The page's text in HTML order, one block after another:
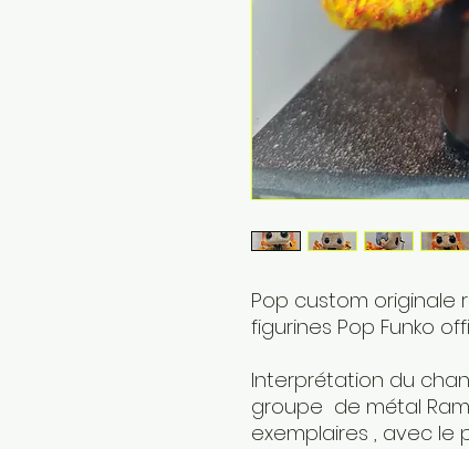
Pop custom originale
figurines Pop Funko
Interprétation du
groupe de métal
exemplaires , avec le